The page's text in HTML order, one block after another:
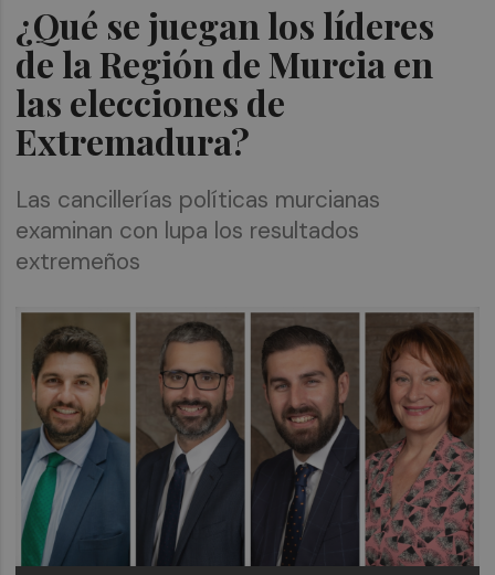
¿Qué se juegan los líderes
de la Región de Murcia en
las elecciones de
Extremadura?
Las cancillerías políticas murcianas
examinan con lupa los resultados
extremeños